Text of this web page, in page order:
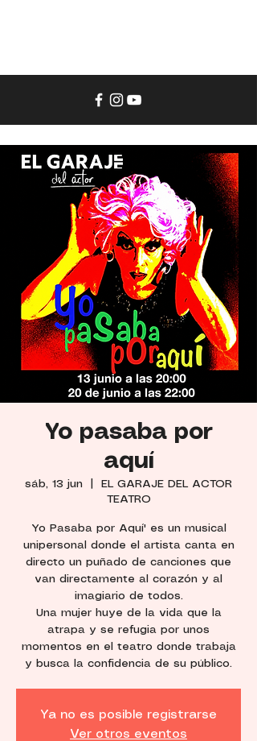
Yo pasaba por
aquí
sáb, 13 jun
EL GARAJE DEL ACTOR
TEATRO
Yo Pasaba por Aquí' es un musical
unipersonal donde el artista canta en
directo un puñado de canciones que
van directamente al corazón y al
imagiario de todos.
Una mujer huye de la vida que la
atrapa y se refugia por unos
momentos en el teatro donde trabaja
y busca la confidencia de su público.
Ya no es posible registrarse
Ver otros eventos